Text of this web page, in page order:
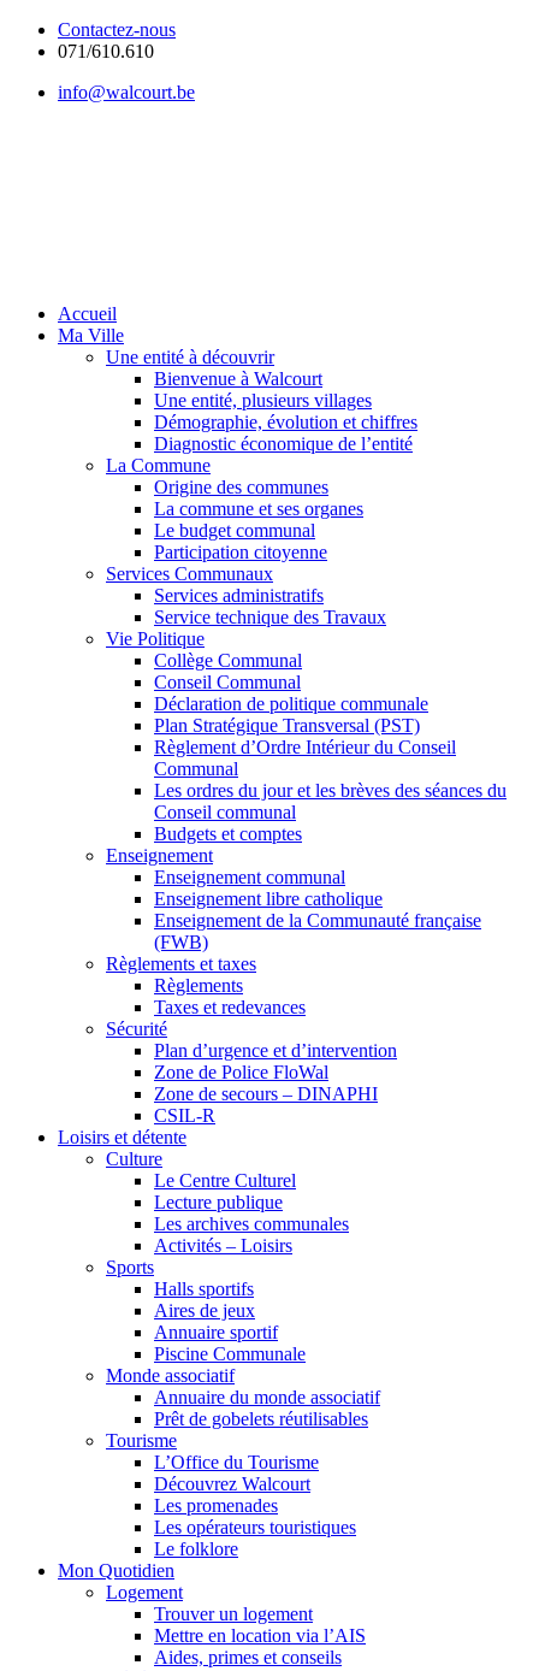
Contactez-nous
071/610.610
info@walcourt.be
Accueil
Ma Ville
Une entité à découvrir
Bienvenue à Walcourt
Une entité, plusieurs villages
Démographie, évolution et chiffres
Diagnostic économique de l’entité
La Commune
Origine des communes
La commune et ses organes
Le budget communal
Participation citoyenne
Services Communaux
Services administratifs
Service technique des Travaux
Vie Politique
Collège Communal
Conseil Communal
Déclaration de politique communale
Plan Stratégique Transversal (PST)
Règlement d’Ordre Intérieur du Conseil
Communal
Les ordres du jour et les brèves des séances du
Conseil communal
Budgets et comptes
Enseignement
Enseignement communal
Enseignement libre catholique
Enseignement de la Communauté française
(FWB)
Règlements et taxes
Règlements
Taxes et redevances
Sécurité
Plan d’urgence et d’intervention
Zone de Police FloWal
Zone de secours – DINAPHI
CSIL-R
Loisirs et détente
Culture
Le Centre Culturel
Lecture publique
Les archives communales
Activités – Loisirs
Sports
Halls sportifs
Aires de jeux
Annuaire sportif
Piscine Communale
Monde associatif
Annuaire du monde associatif
Prêt de gobelets réutilisables
Tourisme
L’Office du Tourisme
Découvrez Walcourt
Les promenades
Les opérateurs touristiques
Le folklore
Mon Quotidien
Logement
Trouver un logement
Mettre en location via l’AIS
Aides, primes et conseils